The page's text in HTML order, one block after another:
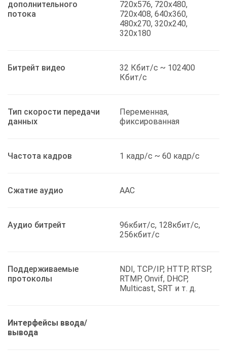
дополнительного
потока
720x576, 720x480,
720x408, 640x360,
480x270, 320x240,
320x180
Битрейт видео
32 Кбит/с ~ 102400
Кбит/с
Тип скорости передачи
данных
Переменная,
фиксированная
Частота кадров 1 кадр/с ~ 60 кадр/с
Сжатие аудио AAC
Аудио битрейт
96кбит/с, 128кбит/с,
256кбит/с
Поддерживаемые
протоколы
NDI, TCP/IP, HTTP, RTSP,
RTMP, Onvif, DHCP,
Multicast, SRT и т. д.
Интерфейсы ввода/
вывода